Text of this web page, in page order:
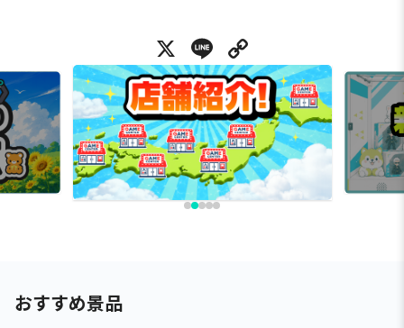
X Line
おすすめ景品